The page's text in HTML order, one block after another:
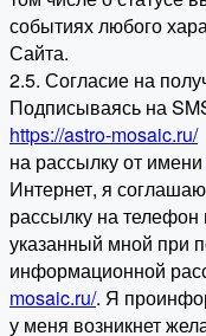
событиях любого
Сайта.
2.5. Согласие на
Подписываясь на
https://astro-mosaic.ru/
на рассылку от имени
Интернет, я
рассылку на
указанный мной при
информационной
mosaic.ru/. Я
у меня возникнет